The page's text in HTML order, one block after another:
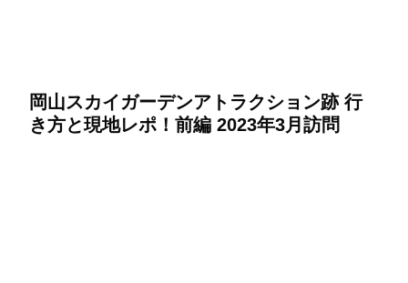
岡山スカイガーデンアトラクション跡 行
き方と現地レポ！前編 2023年3月訪問